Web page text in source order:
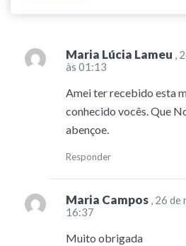
Maria Lúcia Lameu ,
às 01:13
Amei ter recebido esta
conhecido vocês. Que
abençoe.
Responder
Maria Campos , 26 de
16:37
Muito obrigada